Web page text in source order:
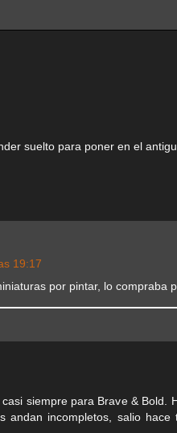
suelto para poner en el
19:17
por pintar, lo compraba
siempre para Brave & Bold.
incompletos, salio